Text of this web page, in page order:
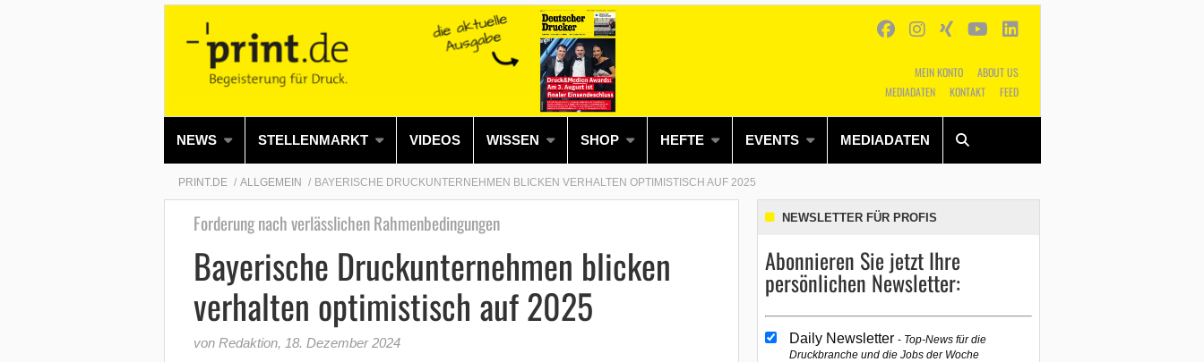
MEIN KONTO
ABOUT US
MEDIADATEN
KONTAKT FEED
NEWS STELLENMARKT VIDEOS WISSEN SHOP HEFTE EVENTS MEDIADATEN
Alles Shop SUCHEN
PRINT.DE ALLGEMEIN BAYERISCHE DRUCKUNTERNEHMEN BLICKEN VERHALTEN OPTIMISTISCH AUF 2025
Forderung nach verlässlichen Rahmenbedingungen
Bayerische Druckunternehmen blicken
verhalten optimistisch auf 2025
von Redaktion, 18. Dezember 2024
NEWSLETTER FÜR PROFIS
Abonnieren Sie jetzt Ihre
persönlichen Newsletter:
Daily Newsletter Top-News für die
Druckbranche und die Jobs der Woche